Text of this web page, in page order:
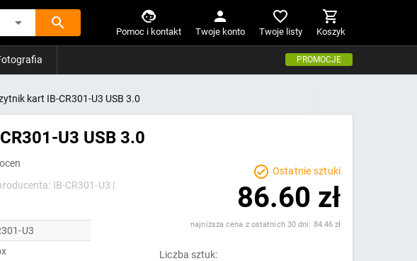
Pomoc i kontakt Twoje konto Twoje listy Koszyk
PROMOCJE
kart IB-CR301-U3 USB 3.0
U3 USB 3.0
IB-CR301-U3 |
U3
Ostatnie sztuki
86.60 zł
najniższa cena z ostatnich 30 dni: 84.46 zł
Liczba sztuk: